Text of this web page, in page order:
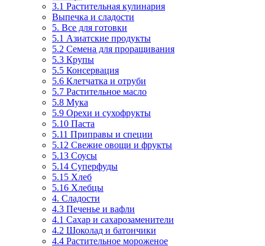
3.1 Растительная кулинария
Выпечка и сладости
5. Все для готовки
5.1 Азиатские продукты
5.2 Семена для проращивания
5.3 Крупы
5.5 Консервация
5.6 Клетчатка и отруби
5.7 Растительное масло
5.8 Мука
5.9 Орехи и сухофрукты
5.10 Паста
5.11 Приправы и специи
5.12 Свежие овощи и фрукты
5.13 Соусы
5.14 Суперфуды
5.15 Хлеб
5.16 Хлебцы
4. Сладости
4.3 Печенье и вафли
4.1 Сахар и сахарозаменители
4.2 Шоколад и батончики
4.4 Растительное мороженое